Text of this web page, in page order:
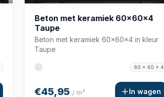
Beton met keramiek 60x60x4
Taupe
Beton met keramiek 60x60x4 in kleur
Taupe
60 x 60 x 4
€45,95 / m² In wagen